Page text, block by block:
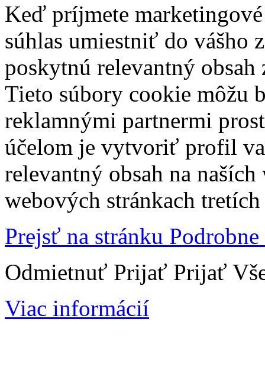
Keď príjmete
súhlas umiestniť do vášho
poskytnú relevantný
Tieto súbory cookie môžu
reklamnými partnermi
účelom je vytvoriť profil
relevantný obsah na
webových stránkach tretích
Prejsť na stránku
Odmietnuť Prijať Prijať
Viac informácií